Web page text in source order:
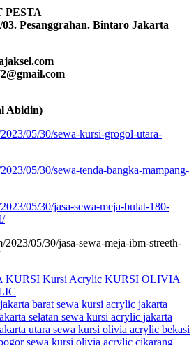
PESTA
Pesanggrahan. Bintaro Jakarta
Abidin)
05/30/sewa-kursi-grogol-utara-
05/30/sewa-tenda-bangka-mampang-
05/30/jasa-sewa-meja-bulat-180-
2023/05/30/jasa-sewa-meja-ibm-streeth-
KURSI Kursi Acrylic KURSI OLIVIA
barat sewa kursi acrylic jakarta
selatan sewa kursi acrylic jakarta
utara sewa kursi olivia acrylic bekasi
sewa kursi olivia acrylic cikarang